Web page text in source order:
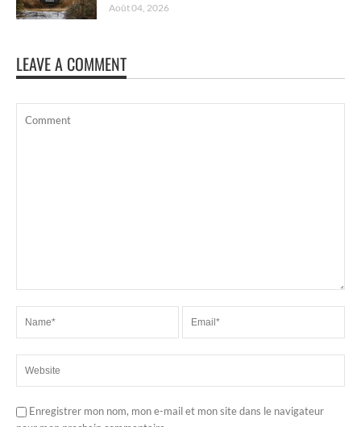
Août 04, 2026
LEAVE A COMMENT
Enregistrer mon nom, mon e-mail et mon site dans le navigateur